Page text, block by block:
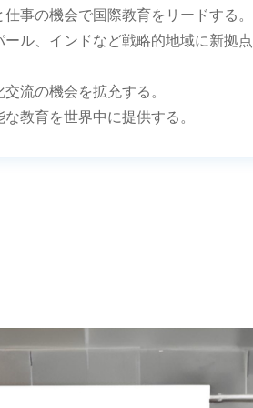
事の機会で国際教育をリードする。
ール、インドなど戦略的地域に新拠点
流の機会を拡充する。
教育を世界中に提供する。